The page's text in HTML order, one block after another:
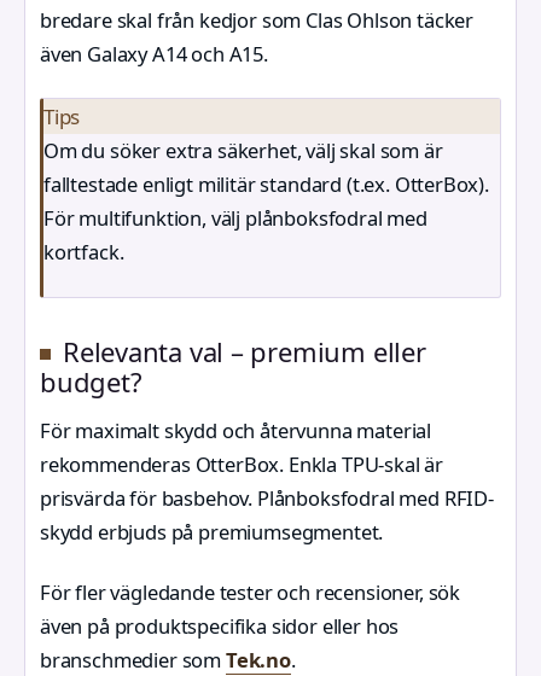
bredare skal från kedjor som Clas Ohlson täcker
även Galaxy A14 och A15.
Tips
Om du söker extra säkerhet, välj skal som är
falltestade enligt militär standard (t.ex. OtterBox).
För multifunktion, välj plånboksfodral med
kortfack.
Relevanta val – premium eller
budget?
För maximalt skydd och återvunna material
rekommenderas OtterBox. Enkla TPU-skal är
prisvärda för basbehov. Plånboksfodral med RFID-
skydd erbjuds på premiumsegmentet.
För fler vägledande tester och recensioner, sök
även på produktspecifika sidor eller hos
branschmedier somTek.no.